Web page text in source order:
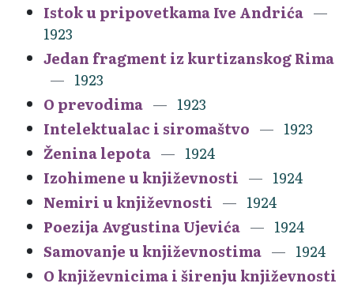
Istok u pripovetkama Ive Andrića
1923
Jedan fragment iz kurtizanskog Rima
1923
O prevodima
1923
Intelektualac i siromaštvo
1923
Ženina lepota
1924
Izohimene u književnosti
1924
Nemiri u književnosti
1924
Poezija Avgustina Ujevića
1924
Samovanje u književnostima
1924
O književnicima i širenju književnosti